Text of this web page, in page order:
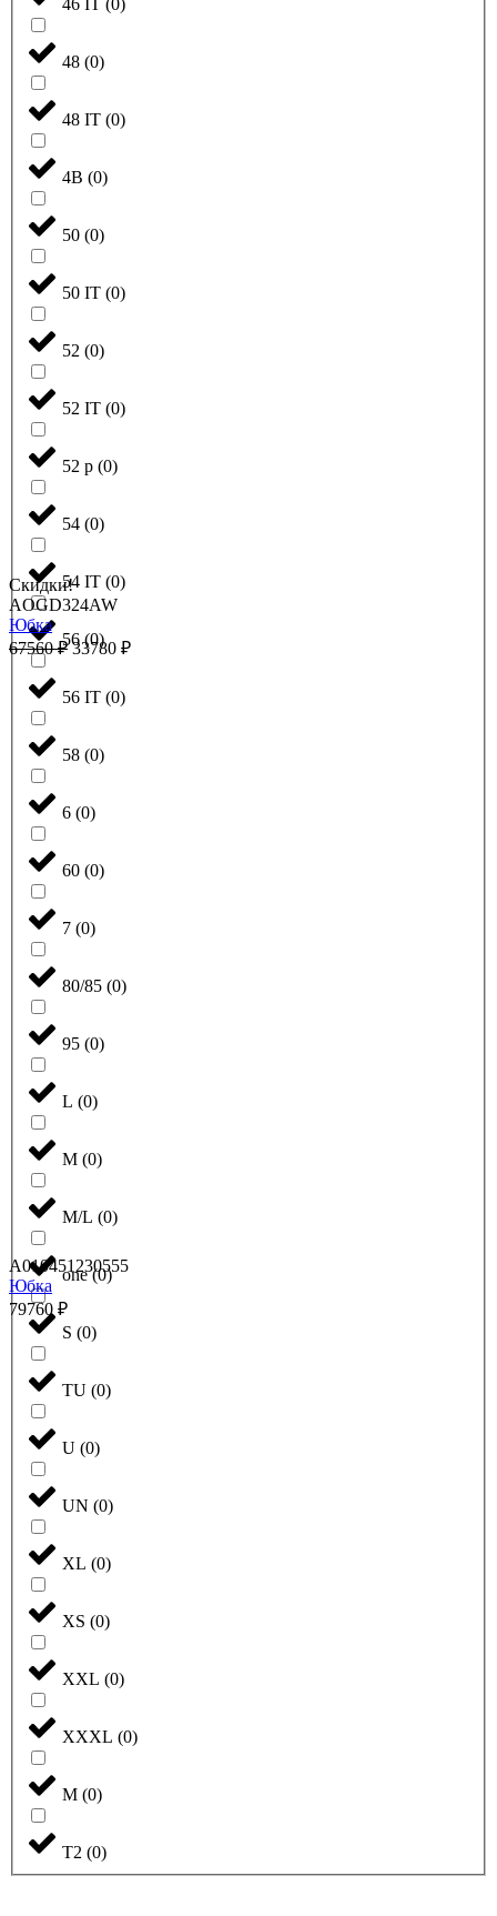
46 IT (0)
48 (0)
48 IT (0)
4B (0)
50 (0)
50 IT (0)
52 (0)
52 IT (0)
52 р (0)
54 (0)
54 IT (0)
56 (0)
56 IT (0)
58 (0)
6 (0)
60 (0)
7 (0)
80/85 (0)
95 (0)
L (0)
M (0)
M/L (0)
one (0)
S (0)
TU (0)
U (0)
UN (0)
XL (0)
XS (0)
XXL (0)
XXXL (0)
М (0)
Т2 (0)
Скидки!
AOGD324AW
Юбка
67560₽ 33780 ₽
A010451230555
Юбка
79760 ₽